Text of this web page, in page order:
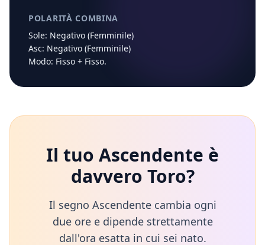
POLARITÀ COMBINA
Sole: Negativo (Femminile)
Asc: Negativo (Femminile)
Modo: Fisso + Fisso.
Il tuo Ascendente è
davvero Toro?
Il segno Ascendente cambia ogni
due ore e dipende strettamente
dall'ora esatta in cui sei nato.